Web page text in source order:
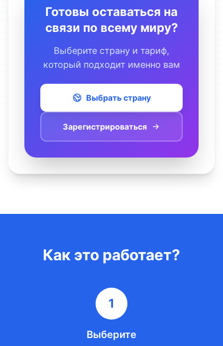
Готовы оставаться на
связи по всему миру?
Выберите страну и тариф,
который подходит именно вам
Выбрать страну
Зарегистрироваться
Как это работает?
1
Выберите